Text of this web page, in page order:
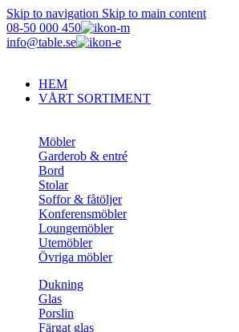
Skip to navigation Skip to main content
08-50 000 450
info@table.se
HEM
VÅRT SORTIMENT
Möbler
Garderob & entré
Bord
Stolar
Soffor & fåtöljer
Konferensmöbler
Loungemöbler
Utemöbler
Övriga möbler
Dukning
Glas
Porslin
Färgat glas